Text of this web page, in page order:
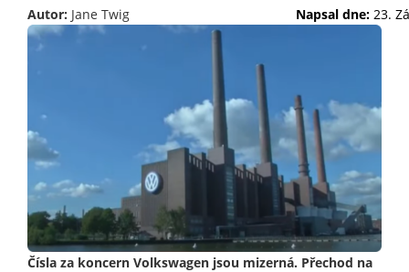
Autor: Jane Twig Napsal dne: 23.
Čísla za koncern Volkswagen jsou mizerná. Přechod na